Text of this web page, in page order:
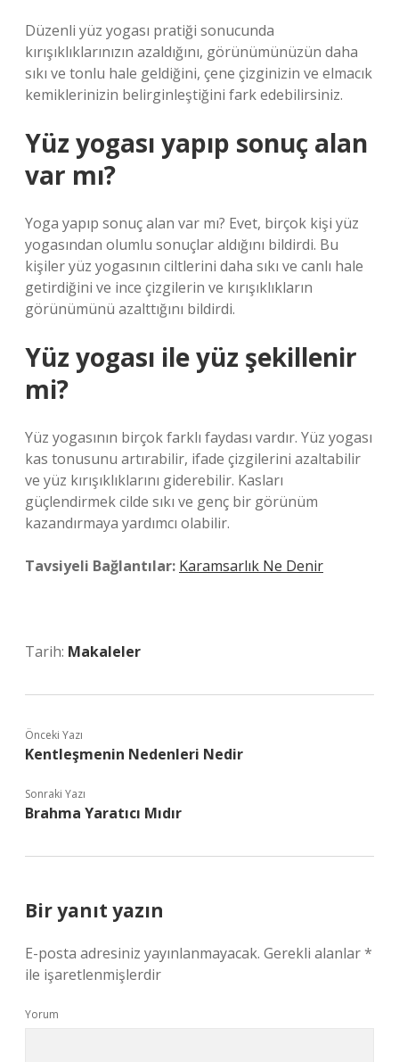
Düzenli yüz yogası pratiği sonucunda
kırışıklıklarınızın azaldığını, görünümünüzün daha
sıkı ve tonlu hale geldiğini, çene çizginizin ve elmacık
kemiklerinizin belirginleştiğini fark edebilirsiniz.
Yüz yogası yapıp sonuç alan
var mı?
Yoga yapıp sonuç alan var mı? Evet, birçok kişi yüz
yogasından olumlu sonuçlar aldığını bildirdi. Bu
kişiler yüz yogasının ciltlerini daha sıkı ve canlı hale
getirdiğini ve ince çizgilerin ve kırışıklıkların
görünümünü azalttığını bildirdi.
Yüz yogası ile yüz şekillenir
mi?
Yüz yogasının birçok farklı faydası vardır. Yüz yogası
kas tonusunu artırabilir, ifade çizgilerini azaltabilir
ve yüz kırışıklıklarını giderebilir. Kasları
güçlendirmek cilde sıkı ve genç bir görünüm
kazandırmaya yardımcı olabilir.
Tavsiyeli Bağlantılar: Karamsarlık Ne Denir
Tarih: Makaleler
Önceki Yazı
Kentleşmenin Nedenleri Nedir
Sonraki Yazı
Brahma Yaratıcı Mıdır
Bir yanıt yazın
E-posta adresiniz yayınlanmayacak. Gerekli alanlar*
ile işaretlenmişlerdir
Yorum